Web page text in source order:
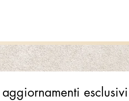
esclusivi